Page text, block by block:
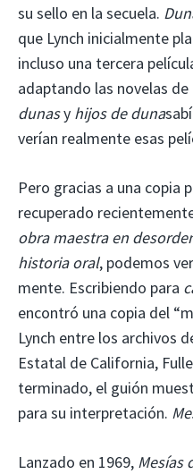
su sello en la secuela.
que Lynch inicialmente
incluso una tercera
adaptando las novelas
dunasy hijos de duna
verían realmente esas
Pero gracias a una copia
recuperado
obra maestra en
historia oral, podemos
mente. Escribiendo para
encontró una copia del
Lynch entre los archivos
Estatal de California,
terminado, el guión
para su interpretación.
Lanzado en 1969, Mesías